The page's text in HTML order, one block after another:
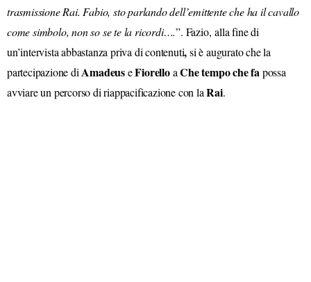
trasmissione Rai. Fabio, sto parlando dell’emittente che ha il cavallo
come simbolo, non so se te la ricordi….”. Fazio, alla fine di
un’intervista abbastanza priva di contenuti,si è augurato che la
partecipazione diAmadeuseFiorelloaChe tempo che fapossa
avviare un percorso di riappacificazione con laRai.